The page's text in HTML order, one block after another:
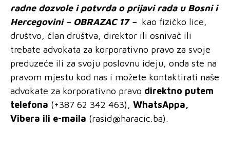
radne dozvole i potvrda o prijavi rada u Bosni i
Hercegovini– OBRAZAC 17 – kao fizičko lice,
društvo, član društva, direktor ili osnivač ili
trebate advokata za korporativno pravo za svoje
preduzeće ili za svoju poslovnu ideju, onda ste na
pravom mjestu kod nas i možete kontaktirati naše
advokate za korporativno pravo direktno putem
telefona (+387 62 342 463), WhatsAppa,
Vibera ili e-maila (rasid@haracic.ba).